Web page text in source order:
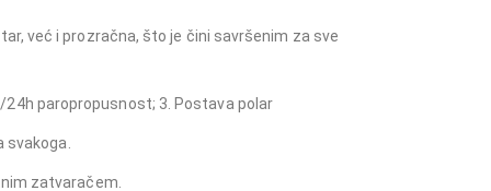
već i prozračna, što je čini savršenim za sve
24h paropropusnost; 3. Postava polar
zatvaračem.